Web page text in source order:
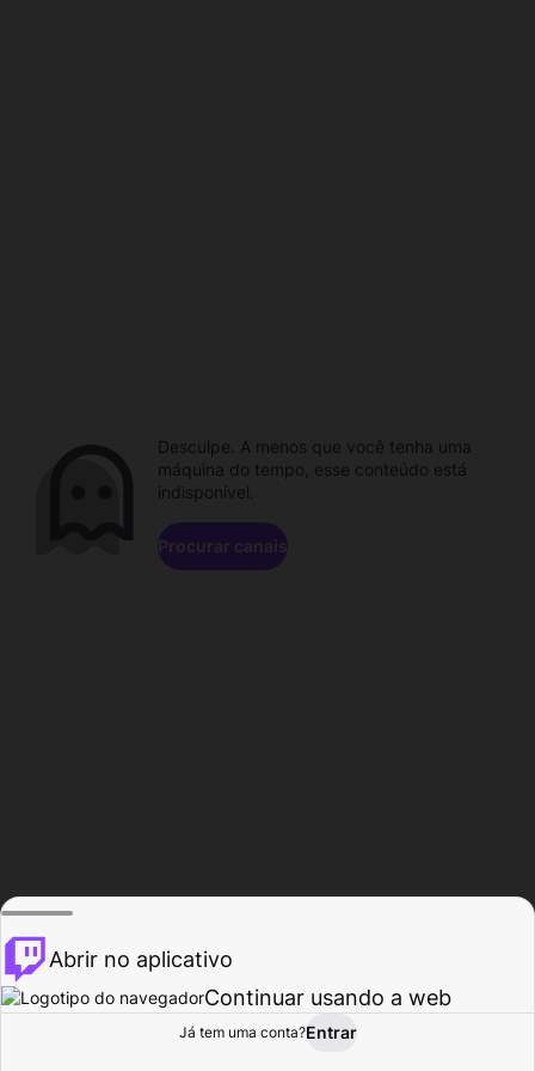
Procurar Atividade
Desculpe. A menos que você tenha uma
máquina do tempo, esse conteúdo está
indisponível.
Procurar canais
Abrir no aplicativo
Continuar usando a web
Já tem uma conta?Entrar